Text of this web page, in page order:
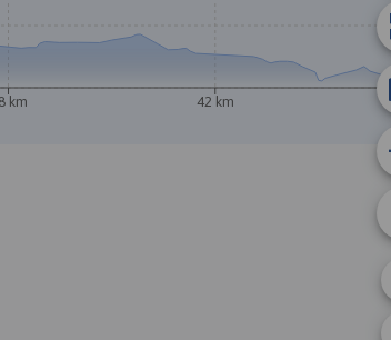
km 42 km